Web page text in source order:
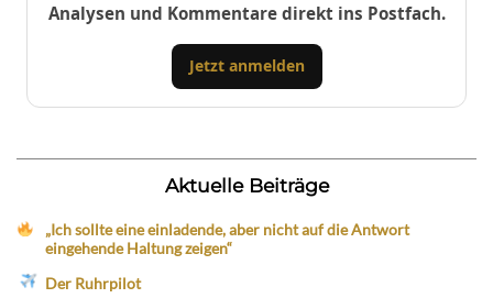
Analysen und Kommentare direkt ins Postfach.
Jetzt anmelden
Aktuelle Beiträge
„Ich sollte eine einladende, aber nicht auf die Antwort
eingehende Haltung zeigen“
Der Ruhrpilot